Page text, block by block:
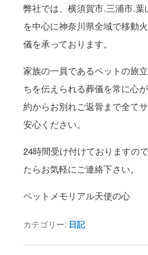
弊社では、横須賀市.三浦市.
を中心に神奈川県全域で移動
儀を承っております。
家族の一員であるペットの旅
ちを伝えられる葬儀を常に心
約からお別れご返骨まで全て
安心ください。
24時間受け付けておりますの
たらお気軽にご連絡下さい。
ペットメモリアル天使の心
カテゴリー: 日記